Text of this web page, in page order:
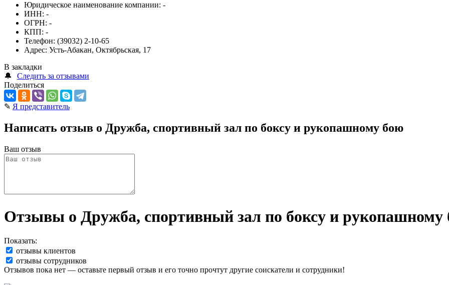
Юридическое наименование компании: -
ИНН: -
ОГРН: -
КПП: -
Телефон: (39032) 2-10-65
Адрес: Усть-Абакан, Октябрьская, 17
В закладки
🔔
Следить за отзывами
Поделиться
✎ Я представитель
Написать отзыв о Дружба, спортивный зал по боксу и рукопашному бою
Ваш отзыв
Отзывы о Дружба, спортивный зал по боксу и рукопашному
Показать:
отзывы клиентов
отзывы сотрудников
Отзывов пока нет — оставьте первый отзыв и его точно прочтут другие соискатели и сотрудники!